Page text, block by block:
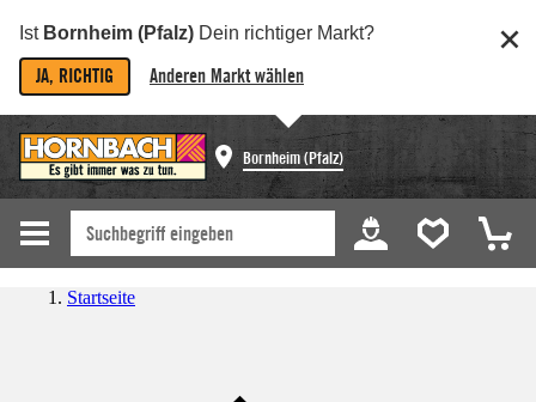
Ist Bornheim (Pfalz) Dein richtiger Markt?
JA, RICHTIG Anderen Markt wählen
Bornheim (Pfalz)
Startseite